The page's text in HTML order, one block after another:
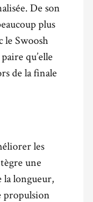
De son
plus
le Swoosh
qu’elle
de la finale
les
une
la longueur,
propulsion